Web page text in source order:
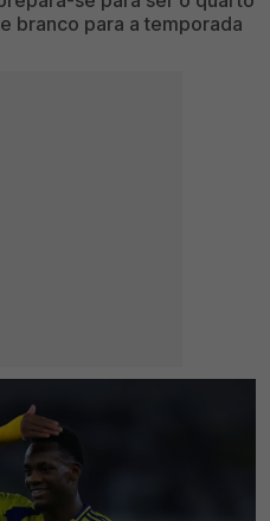
branco para a temporada